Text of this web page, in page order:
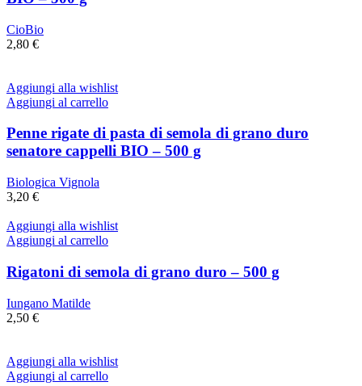
CioBio
2,80 €
Aggiungi alla wishlist
Aggiungi al carrello
Penne rigate di pasta di semola di grano duro
senatore cappelli BIO – 500 g
Biologica Vignola
3,20 €
Aggiungi alla wishlist
Aggiungi al carrello
Rigatoni di semola di grano duro – 500 g
Iungano Matilde
2,50 €
Aggiungi alla wishlist
Aggiungi al carrello